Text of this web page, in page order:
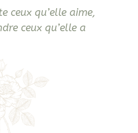
ceux qu’elle aime,
ceux qu’elle a